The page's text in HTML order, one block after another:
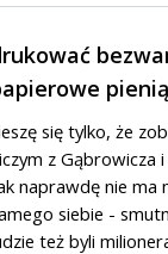
się tylko, że
z Gąbrowicza
naprawdę nie ma
siebie -
też byli